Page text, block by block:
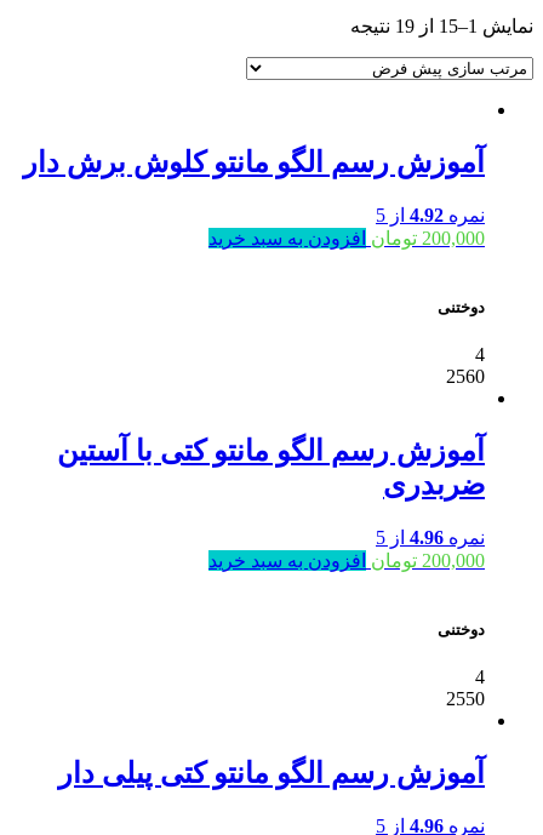
نمایش 1–15 از 19 نتیجه
آموزش رسم الگو مانتو کلوش برش دار
نمره 4.92 از 5
200,000 تومان افزودن به سبد خرید
دوختنی
4
2560
آموزش رسم الگو مانتو کتی با آستین
ضربدری
نمره 4.96 از 5
200,000 تومان افزودن به سبد خرید
دوختنی
4
2550
آموزش رسم الگو مانتو کتی پیلی دار
نمره 4.96 از 5